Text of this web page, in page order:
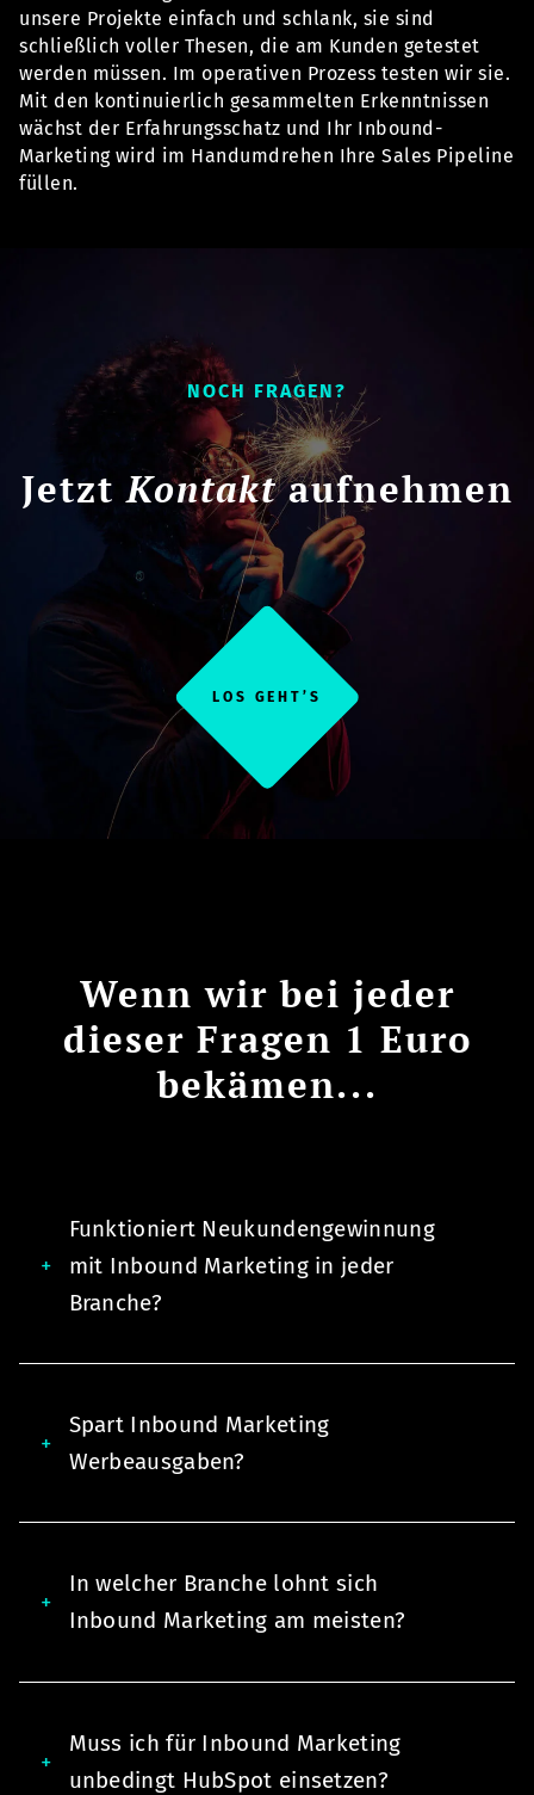
unsere Projekte einfach und schlank, sie sind
schließlich voller Thesen, die am Kunden getestet
werden müssen. Im operativen Prozess testen wir sie.
Mit den kontinuierlich gesammelten Erkenntnissen
wächst der Erfahrungsschatz und Ihr Inbound-
Marketing wird im Handumdrehen Ihre Sales Pipeline
füllen.
NOCH FRAGEN?
JetztKontaktaufnehmen
LOS GEHT’S
Wenn wir bei jeder
dieser Fragen 1 Euro
bekämen...
Funktioniert Neukundengewinnung
mit Inbound Marketing in jeder
Branche?
Spart Inbound Marketing
Werbeausgaben?
In welcher Branche lohnt sich
Inbound Marketing am meisten?
Muss ich für Inbound Marketing
unbedingt HubSpot einsetzen?